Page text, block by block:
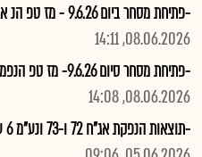
-פתיחת מסחר ביום 9.6.26 - מז טפ הנ אגח 72
08.06.2026, 14:11
-פתיחת מסחר סיום 9.6.26- מז טפ הנפמסחרי6
08.06.2026, 14:08
-תוצאות הנפקת אג"ח 72 ו-73 ונע"מ 6 עפ"י דוח הצעת מדף מ-3.6.26